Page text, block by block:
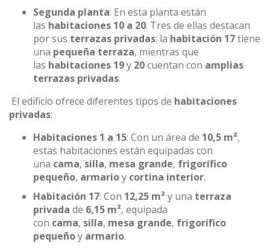
Segunda planta: En esta planta están
las habitaciones 10 a 20. Tres de ellas destacan
por sus terrazas privadas: la habitación 17tiene
una pequeña terraza, mientras que
las habitaciones 19y 20cuentan con amplias
terrazas privadas.
El edificio ofrece diferentes tipos de habitaciones
privadas:
Habitaciones 1 a 15: Con un área de 10,5 m²,
estas habitaciones están equipadas con
una cama, silla, mesa grande, frigorífico
pequeño, armarioy cortina interior.
Habitación 17: Con 12,25 m²y una terraza
privada de 6,15 m², equipada
con cama, silla, mesa grande, frigorífico
pequeñoy armario.